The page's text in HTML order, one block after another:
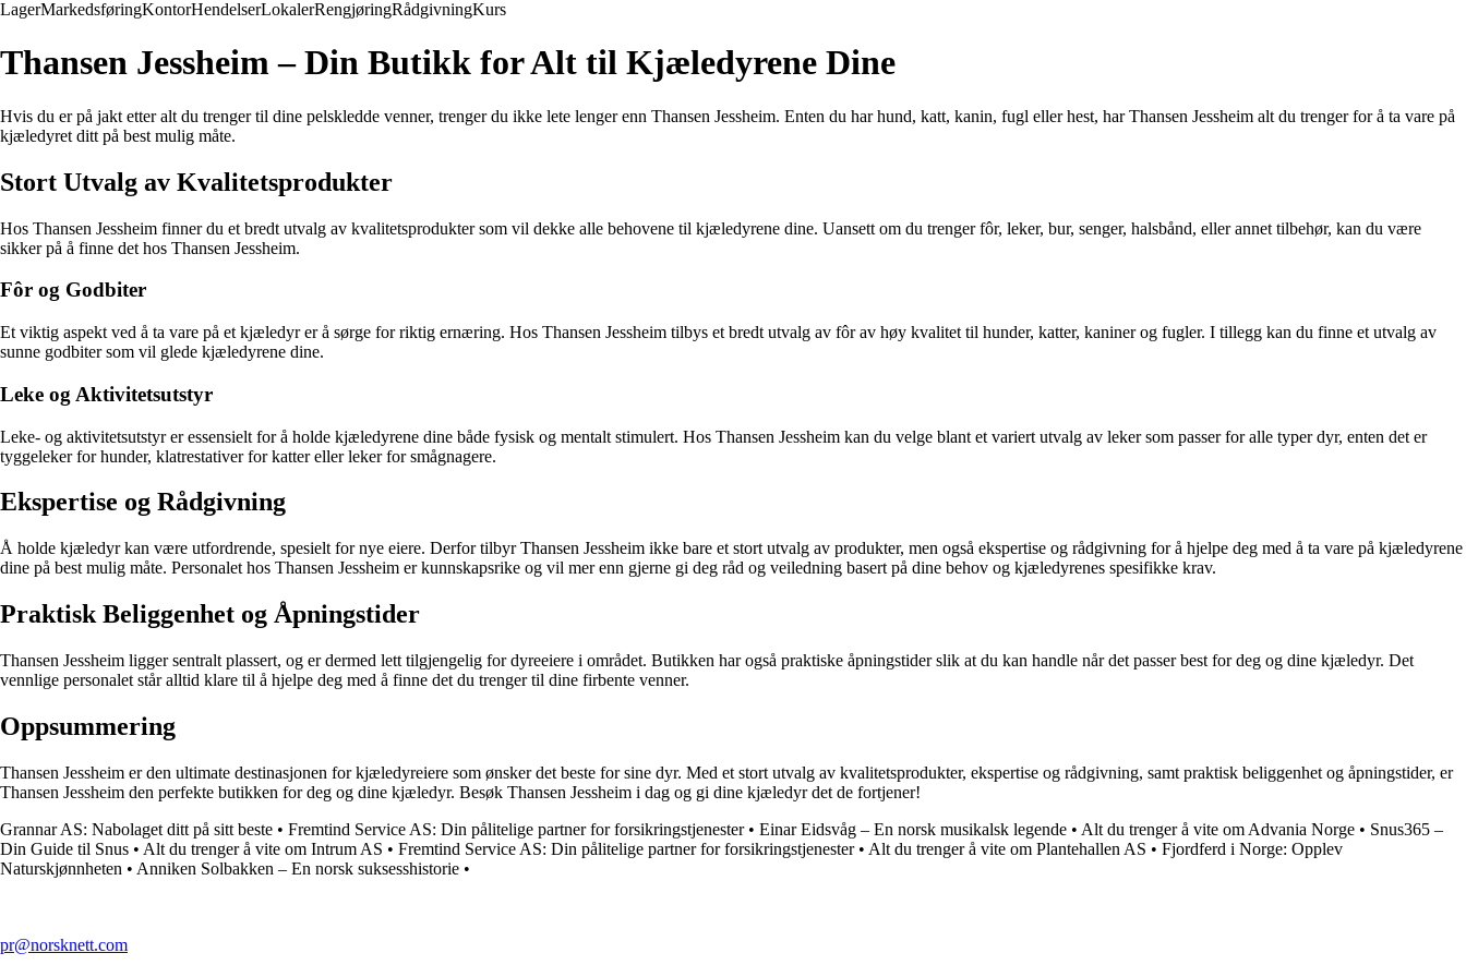
LagerMarkedsføringKontorHendelserLokalerRengjøringRådgivningKurs
Thansen Jessheim – Din Butikk for Alt til Kjæledyrene Dine
Hvis du er på jakt etter alt du trenger til dine pelskledde venner, trenger du ikke lete lenger enn Thansen Jessheim. Enten du har hund, katt, kanin, fugl eller hest, har Thansen Jessheim alt du trenger for å ta vare på
kjæledyret ditt på best mulig måte.
Stort Utvalg av Kvalitetsprodukter
Hos Thansen Jessheim finner du et bredt utvalg av kvalitetsprodukter som vil dekke alle behovene til kjæledyrene dine. Uansett om du trenger fôr, leker, bur, senger, halsbånd, eller annet tilbehør, kan du være
sikker på å finne det hos Thansen Jessheim.
Fôr og Godbiter
Et viktig aspekt ved å ta vare på et kjæledyr er å sørge for riktig ernæring. Hos Thansen Jessheim tilbys et bredt utvalg av fôr av høy kvalitet til hunder, katter, kaniner og fugler. I tillegg kan du finne et utvalg av
sunne godbiter som vil glede kjæledyrene dine.
Leke og Aktivitetsutstyr
Leke- og aktivitetsutstyr er essensielt for å holde kjæledyrene dine både fysisk og mentalt stimulert. Hos Thansen Jessheim kan du velge blant et variert utvalg av leker som passer for alle typer dyr, enten det er
tyggeleker for hunder, klatrestativer for katter eller leker for smågnagere.
Ekspertise og Rådgivning
Å holde kjæledyr kan være utfordrende, spesielt for nye eiere. Derfor tilbyr Thansen Jessheim ikke bare et stort utvalg av produkter, men også ekspertise og rådgivning for å hjelpe deg med å ta vare på kjæledyrene
dine på best mulig måte. Personalet hos Thansen Jessheim er kunnskapsrike og vil mer enn gjerne gi deg råd og veiledning basert på dine behov og kjæledyrenes spesifikke krav.
Praktisk Beliggenhet og Åpningstider
Thansen Jessheim ligger sentralt plassert, og er dermed lett tilgjengelig for dyreeiere i området. Butikken har også praktiske åpningstider slik at du kan handle når det passer best for deg og dine kjæledyr. Det
vennlige personalet står alltid klare til å hjelpe deg med å finne det du trenger til dine firbente venner.
Oppsummering
Thansen Jessheim er den ultimate destinasjonen for kjæledyreiere som ønsker det beste for sine dyr. Med et stort utvalg av kvalitetsprodukter, ekspertise og rådgivning, samt praktisk beliggenhet og åpningstider, er
Thansen Jessheim den perfekte butikken for deg og dine kjæledyr. Besøk Thansen Jessheim i dag og gi dine kjæledyr det de fortjener!
Grannar AS: Nabolaget ditt på sitt beste • Fremtind Service AS: Din pålitelige partner for forsikringstjenester• Einar Eidsvåg – En norsk musikalsk legende • Alt du trenger å vite om Advania Norge • Snus365 –
Din Guide til Snus • Alt du trenger å vite om Intrum AS • Fremtind Service AS: Din pålitelige partner for forsikringstjenester• Alt du trenger å vite om Plantehallen AS • Fjordferd i Norge: Opplev
Naturskjønnheten • Anniken Solbakken – En norsk suksesshistorie •
pr@norsknett.com